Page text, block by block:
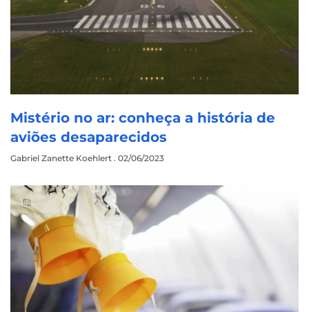
Mistério no ar: conheça a história de
aviões desaparecidos
Gabriel Zanette Koehlert 02/06/2023